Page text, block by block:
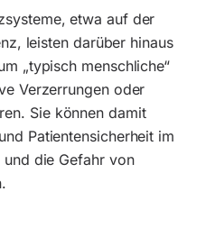
etwa auf der
leisten darüber hinaus
„typisch menschliche“
Verzerrungen oder
Sie können damit
Patientensicherheit im
die Gefahr von